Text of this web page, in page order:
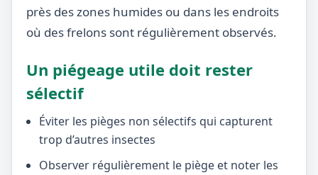
près des zones humides ou dans les endroits
où des frelons sont régulièrement observés.
Un piégeage utile doit rester
sélectif
Éviter les pièges non sélectifs qui capturent
trop d’autres insectes
Observer régulièrement le piège et noter les